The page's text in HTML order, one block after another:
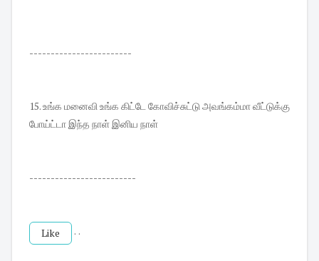
------------------------
15. உங்க மனைவி உங்க கிட்டே கோவிச்சுட்டு அவங்கம்மா வீட்டுக்கு
போய்ட்டா இந்த நாள் இனிய நாள்
-------------------------
Like · ·